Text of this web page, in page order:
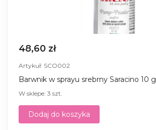
48,60 zł
Artykuł: SCO002
Barwnik w sprayu srebrny Saracino 10 g
W sklepe: 3 szt.
Dodaj do koszyka